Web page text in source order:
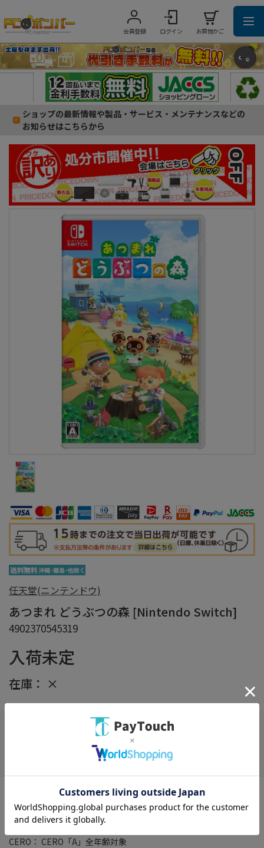
会員登録 ログイン お買物かご
ショップの最新情報や製品・サービス・メンテナンスなどの
お知らせはこちらから
任天堂(ニンテンドウ)
あつまれ どうぶつの森 [Nintendo Switch]
4902370545319
入荷未定
在庫： ×
在庫がありません
ジャンル： コミュニケーション
販売形態： パッケージ版
amiibo対応： ○
オンライン： 対応
CERO： CERO「A」全年齢対象